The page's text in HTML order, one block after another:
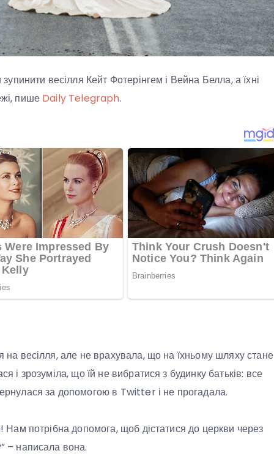
весілля Кейт Фотерінгем і Вейна Белла, а їхні
пише Daily Telegraph.
на весілля, але не врахувала, що на їхньому шляху стане
і зрозуміла, що їй не вибратися з будинку батьків: все
за допомогою в Twitter і не прогадала.
Нам потрібна допомога, щоб дістатися до церкви через
– написала вона.